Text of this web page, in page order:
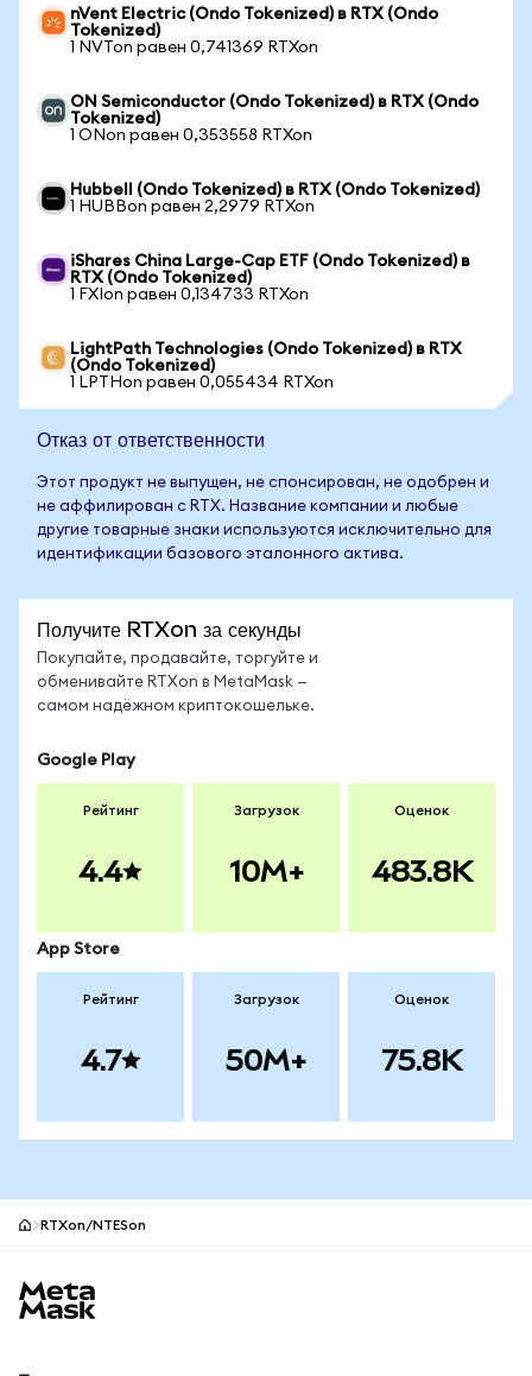
nVent Electric (Ondo Tokenized) в RTX (Ondo
Tokenized)
1 NVTon равен 0,741369 RTXon
ON Semiconductor (Ondo Tokenized) в RTX (Ondo
Tokenized)
1 ONon равен 0,353558 RTXon
Hubbell (Ondo Tokenized) в RTX (Ondo Tokenized)
1 HUBBon равен 2,2979 RTXon
iShares China Large-Cap ETF (Ondo Tokenized) в
RTX (Ondo Tokenized)
1 FXIon равен 0,134733 RTXon
LightPath Technologies (Ondo Tokenized) в RTX
(Ondo Tokenized)
1 LPTHon равен 0,055434 RTXon
Отказ от ответственности
Этот продукт не выпущен, не спонсирован, не одобрен и
не аффилирован с RTX. Название компании и любые
другие товарные знаки используются исключительно для
идентификации базового эталонного актива.
Получите RTXon за секунды
Покупайте, продавайте, торгуйте и
обменивайте RTXon в MetaMask —
самом надёжном криптокошельке.
Google Play
Рейтинг
4.4
Загрузок
10M+
Оценок
483.8K
App Store
Рейтинг
4.7
Загрузок
50M+
Оценок
75.8K
RTXon/NTESon